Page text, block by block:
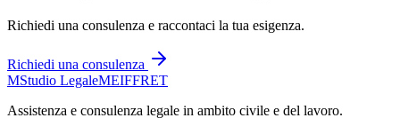
Richiedi una consulenza e raccontaci la tua esigenza.
Richiedi una consulenza
MStudio LegaleMEIFFRET
Assistenza e consulenza legale in ambito civile e del lavoro.